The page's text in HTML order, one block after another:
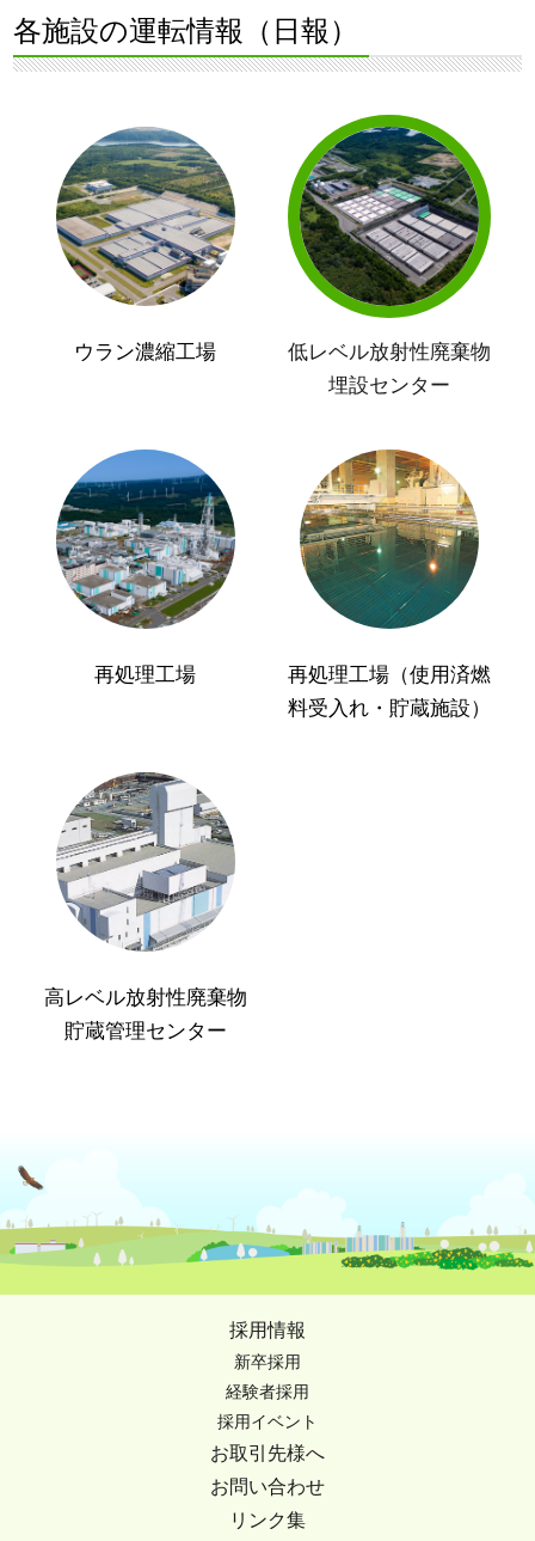
各施設の運転情報（日報）
ウラン濃縮工場
低レベル放射性廃棄物
埋設センター
再処理工場
再処理工場（使用済燃
料受入れ・貯蔵施設）
高レベル放射性廃棄物
貯蔵管理センター
採用情報
新卒採用
経験者採用
採用イベント
お取引先様へ
お問い合わせ
リンク集